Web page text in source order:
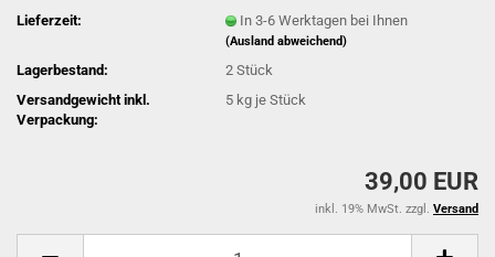
Lieferzeit:
In 3-6 Werktagen bei Ihnen
(Ausland abweichend)
Lagerbestand: 2Stück
Versandgewicht inkl.
Verpackung:
5 kg je Stück
39,00 EUR
inkl. 19% MwSt. zzgl. Versand